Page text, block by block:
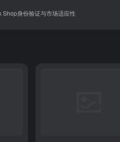
Shop身份验证与市场适应性